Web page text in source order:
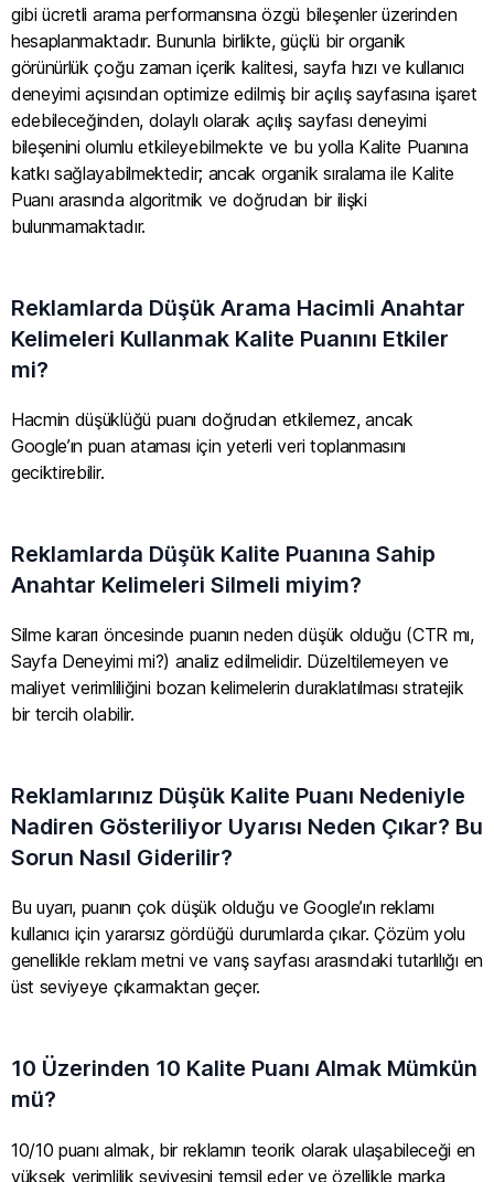
gibi ücretli arama performansına özgü bileşenler üzerinden
hesaplanmaktadır. Bununla birlikte, güçlü bir organik
görünürlük çoğu zaman içerik kalitesi, sayfa hızı ve kullanıcı
deneyimi açısından optimize edilmiş bir açılış sayfasına işaret
edebileceğinden, dolaylı olarak açılış sayfası deneyimi
bileşenini olumlu etkileyebilmekte ve bu yolla Kalite Puanına
katkı sağlayabilmektedir; ancak organik sıralama ile Kalite
Puanı arasında algoritmik ve doğrudan bir ilişki
bulunmamaktadır.
Reklamlarda Düşük Arama Hacimli Anahtar
Kelimeleri Kullanmak Kalite Puanını Etkiler
mi?
Hacmin düşüklüğü puanı doğrudan etkilemez, ancak
Google’ın puan ataması için yeterli veri toplanmasını
geciktirebilir.
Reklamlarda Düşük Kalite Puanına Sahip
Anahtar Kelimeleri Silmeli miyim?
Silme kararı öncesinde puanın neden düşük olduğu (CTR mı,
Sayfa Deneyimi mi?) analiz edilmelidir. Düzeltilemeyen ve
maliyet verimliliğini bozan kelimelerin duraklatılması stratejik
bir tercih olabilir.
Reklamlarınız Düşük Kalite Puanı Nedeniyle
Nadiren Gösteriliyor Uyarısı Neden Çıkar? Bu
Sorun Nasıl Giderilir?
Bu uyarı, puanın çok düşük olduğu ve Google’ın reklamı
kullanıcı için yararsız gördüğü durumlarda çıkar. Çözüm yolu
genellikle reklam metni ve varış sayfası arasındaki tutarlılığı en
üst seviyeye çıkarmaktan geçer.
10 Üzerinden 10 Kalite Puanı Almak Mümkün
mü?
10/10 puanı almak, bir reklamın teorik olarak ulaşabileceği en
yüksek verimlilik seviyesini temsil eder ve özellikle marka